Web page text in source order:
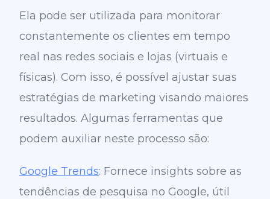
Ela pode ser utilizada para monitorar
constantemente os clientes em tempo
real nas redes sociais e lojas (virtuais e
físicas). Com isso, é possível ajustar suas
estratégias de marketing visando maiores
resultados. Algumas ferramentas que
podem auxiliar neste processo são:
Google Trends: Fornece insights sobre as
tendências de pesquisa no Google, útil